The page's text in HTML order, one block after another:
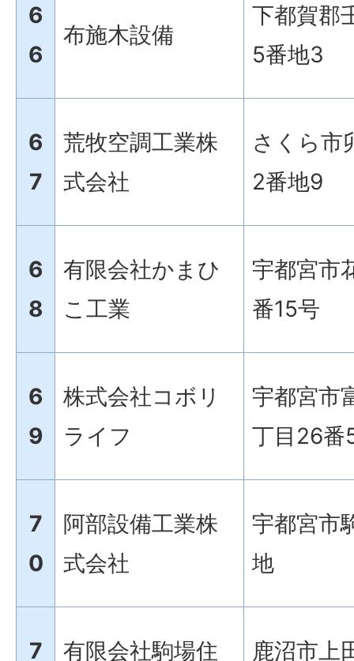
6
6
布施木設備
下都賀郡
5番地3
6
7
荒牧空調工業株
式会社
さくら市
2番地9
6
8
有限会社かまひ
こ工業
宇都宮市
番15号
6
9
株式会社コボリ
ライフ
宇都宮市
丁目26番
7
0
阿部設備工業株
式会社
宇都宮市
地
7
有限会社駒場住
鹿沼市上